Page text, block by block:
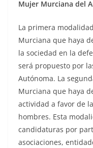
Mujer Murciana del
La primera
Murciana que haya
la sociedad en la
será propuesto por
Autónoma. La
Murciana que haya
actividad a favor de
hombres. Esta
candidaturas por
asociaciones,